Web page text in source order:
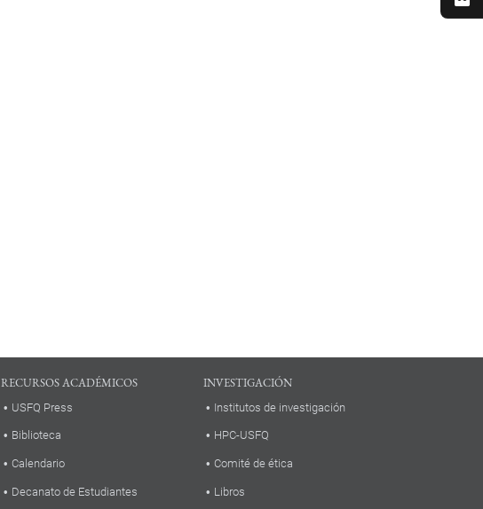
RECURSOS ACADÉMICOS
USFQ Press
Biblioteca
Calendario
Decanato de Estudiantes
INVESTIGACIÓN
Institutos de investigación
HPC-USFQ
Comité de ética
Libros